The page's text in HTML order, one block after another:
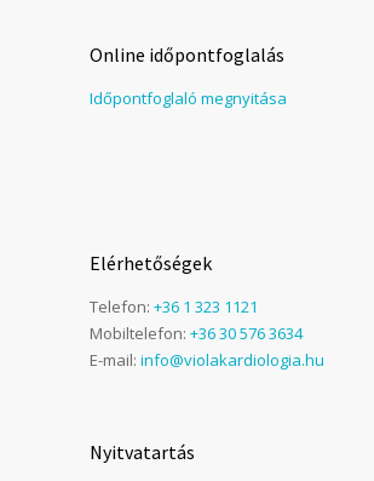
Online időpontfoglalás
Időpontfoglaló megnyitása
Elérhetőségek
Telefon: +36 1 323 1121
Mobiltelefon: +36 30 576 3634
E-mail: info@violakardiologia.hu
Nyitvatartás